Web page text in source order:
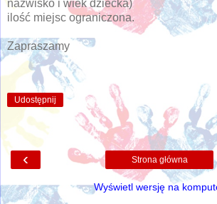
nazwisko i wiek dziecka)
ilość miejsc ograniczona.
Zapraszamy
Udostępnij
‹ Strona główna
Wyświetl wersję na